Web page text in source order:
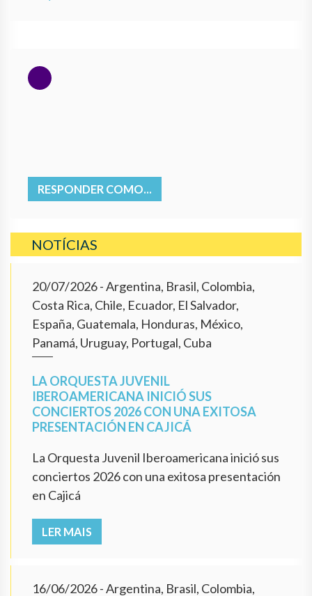
RESPONDER COMO...
NOTÍCIAS
20/07/2026- Argentina, Brasil, Colombia,
Costa Rica, Chile, Ecuador, El Salvador,
España, Guatemala, Honduras, México,
Panamá, Uruguay, Portugal, Cuba
LA ORQUESTA JUVENIL
IBEROAMERICANA INICIÓ SUS
CONCIERTOS 2026 CON UNA EXITOSA
PRESENTACIÓN EN CAJICÁ
La Orquesta Juvenil Iberoamericana inició sus
conciertos 2026 con una exitosa presentación
en Cajicá
LER MAIS
16/06/2026- Argentina, Brasil, Colombia,